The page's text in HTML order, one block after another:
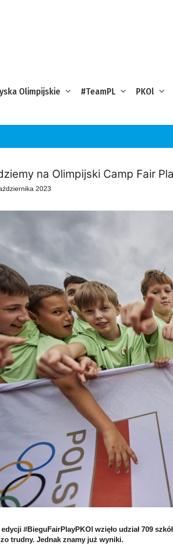
Olimpijskie #TeamPL PKOl
na Olimpijski Camp Fair
2023
edycji #BieguFairPlayPKOl wzięło udział 709
trudny. Jednak znamy już wyniki.